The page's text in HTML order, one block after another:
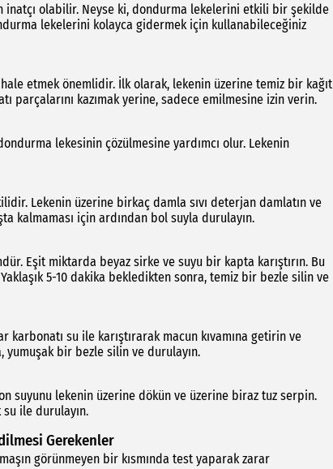
olabilir. Neyse ki, dondurma lekelerini etkili bir şekilde
lekelerini kolayca gidermek için kullanabileceğiniz
etmek önemlidir. İlk olarak, lekenin üzerine temiz bir kağıt
parçalarını kazımak yerine, sadece emilmesine izin verin.
lekesinin çözülmesine yardımcı olur. Lekenin
Lekenin üzerine birkaç damla sıvı deterjan damlatın ve
kalmaması için ardından bol suyla durulayın.
Eşit miktarda beyaz sirke ve suyu bir kapta karıştırın. Bu
5-10 dakika bekledikten sonra, temiz bir bezle silin ve
su ile karıştırarak macun kıvamına getirin ve
yumuşak bir bezle silin ve durulayın.
suyunu lekenin üzerine dökün ve üzerine biraz tuz serpin.
su ile durulayın.
Gerekenler
görünmeyen bir kısmında test yaparak zarar